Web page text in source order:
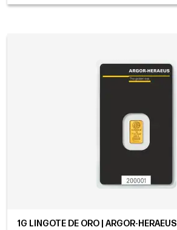
1G LINGOTE DE ORO | ARGOR-HERAEUS